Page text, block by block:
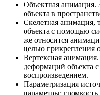
Объектная анимация.
объекта в
Скелетная анимация,
объекта с помощью
же относится
целью прикрепления
Вертексная
деформаций объекта
воспроизведением.
Параметризация
параметры: